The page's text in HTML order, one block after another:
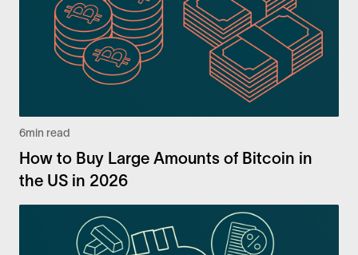
6min read
How to Buy Large Amounts of Bitcoin in
the US in 2026